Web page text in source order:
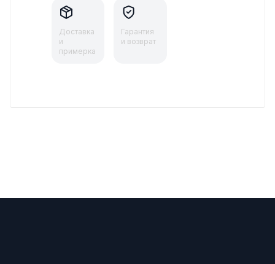
Доставка
и
примерка
Гарантия
и возврат